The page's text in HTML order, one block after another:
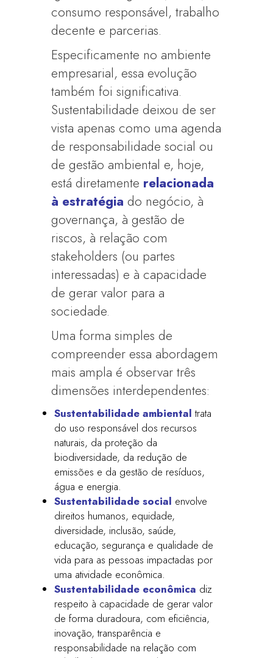
consumo responsável, trabalho
decente e parcerias.
Especificamente no ambiente
empresarial, essa evolução
também foi significativa.
Sustentabilidade deixou de ser
vista apenas como uma agenda
de responsabilidade social ou
de gestão ambiental e, hoje,
está diretamente relacionada
à estratégia do negócio, à
governança, à gestão de
riscos, à relação com
stakeholders (ou partes
interessadas) e à capacidade
de gerar valor para a
sociedade.
Uma forma simples de
compreender essa abordagem
mais ampla é observar três
dimensões interdependentes:
Sustentabilidade ambiental trata
do uso responsável dos recursos
naturais, da proteção da
biodiversidade, da redução de
emissões e da gestão de resíduos,
água e energia.
Sustentabilidade social envolve
direitos humanos, equidade,
diversidade, inclusão, saúde,
educação, segurança e qualidade de
vida para as pessoas impactadas por
uma atividade econômica.
Sustentabilidade econômica diz
respeito à capacidade de gerar valor
de forma duradoura, com eficiência,
inovação, transparência e
responsabilidade na relação com